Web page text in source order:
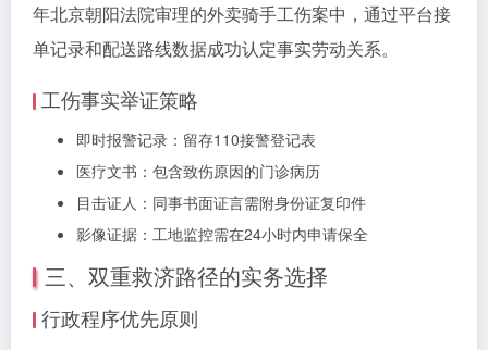
年北京朝阳法院审理的外卖骑手工伤案中，通过平台接
单记录和配送路线数据成功认定事实劳动关系。
工伤事实举证策略
即时报警记录：留存110接警登记表
医疗文书：包含致伤原因的门诊病历
目击证人：同事书面证言需附身份证复印件
影像证据：工地监控需在24小时内申请保全
三、双重救济路径的实务选择
行政程序优先原则